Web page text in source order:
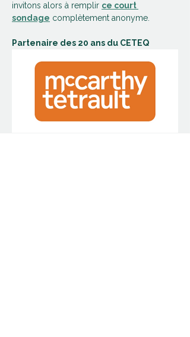
invitons alors à remplir ce court
sondage complètement anonyme.
Partenaire des 20 ans du CETEQ